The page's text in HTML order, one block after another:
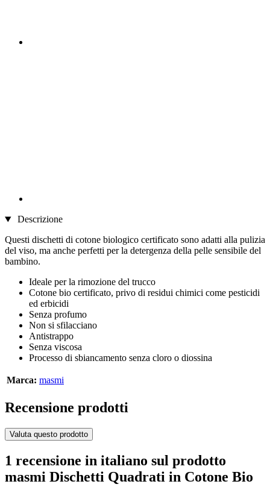
Descrizione
Questi dischetti di cotone biologico certificato sono adatti alla pulizia
del viso, ma anche perfetti per la detergenza della pelle sensibile del
bambino.
Ideale per la rimozione del trucco
Cotone bio certificato, privo di residui chimici come pesticidi
ed erbicidi
Senza profumo
Non si sfilacciano
Antistrappo
Senza viscosa
Processo di sbiancamento senza cloro o diossina
Marca: masmi
Recensione prodotti
Valuta questo prodotto
1 recensione in italiano sul prodotto
masmi Dischetti Quadrati in Cotone Bio